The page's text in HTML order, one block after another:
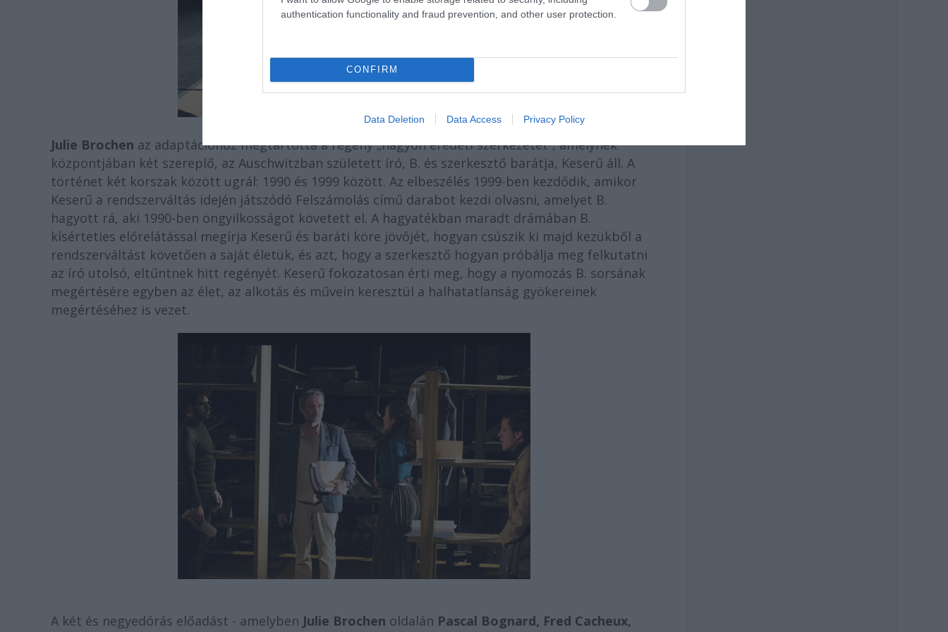
authentication functionality and fraud prevention, and other user protection.
CONFIRM
Data Deletion Data Access Privacy Policy
Julie Brochen az adaptációhoz megtartotta a regény „nagyon eredeti szerkezetét”, amelynek
központjában két szereplő, az Auschwitzban született író, B. és szerkesztő barátja, Keserű áll. A
történet két korszak között ugrál: 1990 és 1999 között. Az elbeszélés 1999-ben kezdődik, amikor
Keserű a rendszerváltás idején játszódó Felszámolás című darabot kezdi olvasni, amelyet B.
hagyott rá, aki 1990-ben öngyilkosságot követett el. A hagyatékban maradt drámában B.
kísérteties előrelátással megírja Keserű és baráti köre jövőjét, hogyan csúszik ki majd kezükből a
rendszerváltást követően a saját életük, és azt, hogy a szerkesztő hogyan próbálja meg felkutatni
az író utolsó, eltűntnek hitt regényét. Keserű fokozatosan érti meg, hogy a nyomozás B. sorsának
megértésére egyben az élet, az alkotás és művein keresztül a halhatatlanság gyökereinek
megértéséhez is vezet.
A két és negyedórás előadást - amelyben Julie Brochen oldalán Pascal Bognard, Fred Cacheux,